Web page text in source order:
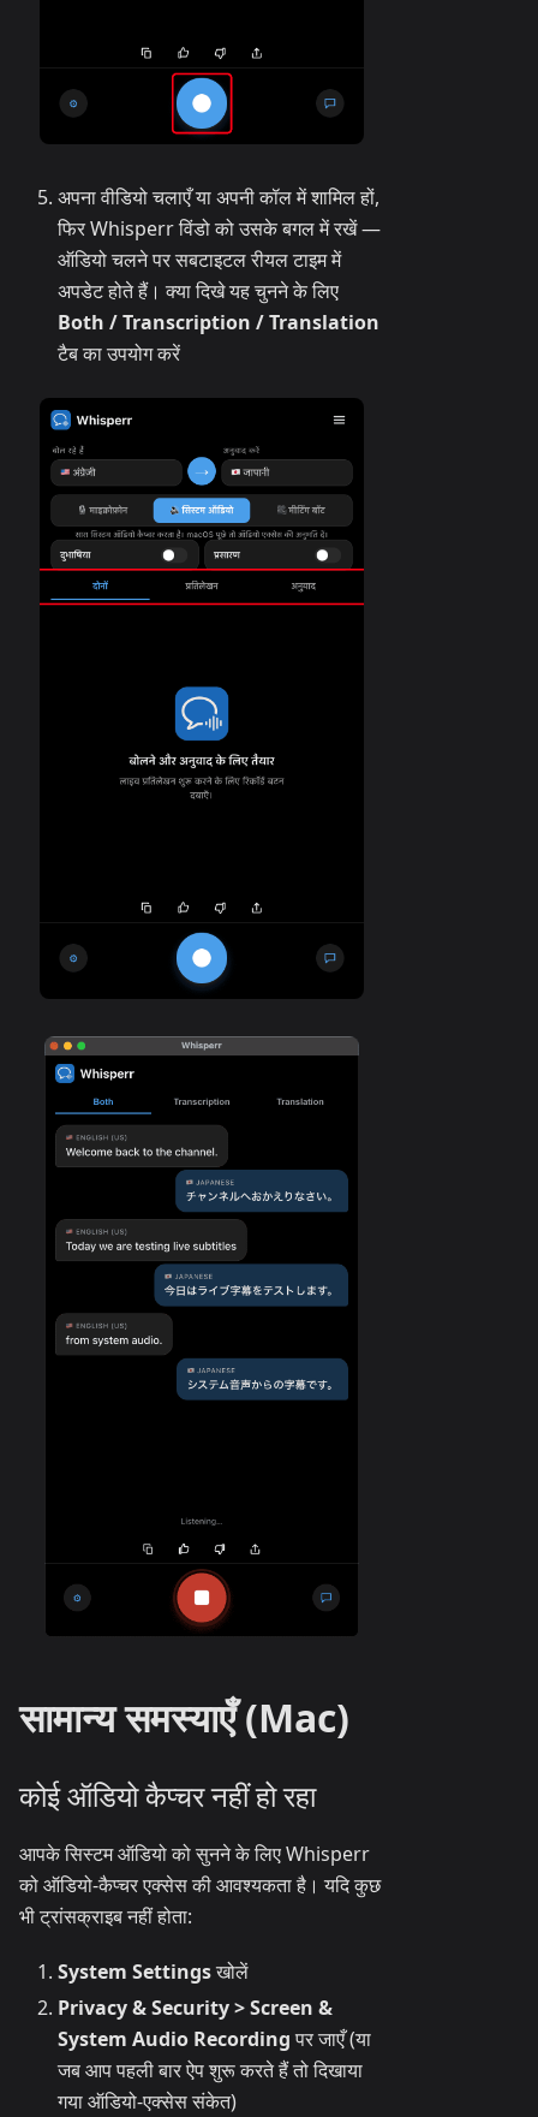
अपना वीडियो चलाएँ या अपनी कॉल में शामिल हों,
फिर Whisperr विंडो को उसके बगल में रखें —
ऑडियो चलने पर सबटाइटल रीयल टाइम में
अपडेट होते हैं। क्या दिखे यह चुनने के लिए
Both / Transcription / Translation
टैब का उपयोग करें
सामान्य समस्याएँ (Mac)
कोई ऑडियो कैप्चर नहीं हो रहा
आपके सिस्टम ऑडियो को सुनने के लिए Whisperr
को ऑडियो-कैप्चर एक्सेस की आवश्यकता है। यदि कुछ
भी ट्रांसक्राइब नहीं होता:
System Settingsखोलें
Privacy & Security > Screen &
System Audio Recordingपर जाएँ (या
जब आप पहली बार ऐप शुरू करते हैं तो दिखाया
गया ऑडियो-एक्सेस संकेत)